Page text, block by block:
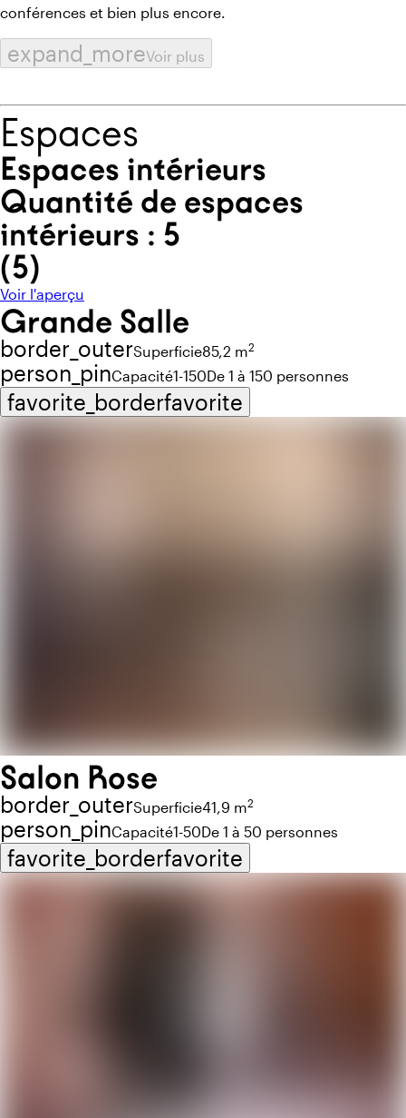
conférences et bien plus encore.
expand_moreVoir plus
Espaces
Espaces intérieurs
Quantité de espaces
intérieurs : 5
(5)
Voir l'aperçu
Grande Salle
border_outerSuperficie85,2 m2
person_pinCapacité1-150De 1 à 150 personnes
favorite_borderfavorite
Salon Rose
border_outerSuperficie41,9 m2
person_pinCapacité1-50De 1 à 50 personnes
favorite_borderfavorite